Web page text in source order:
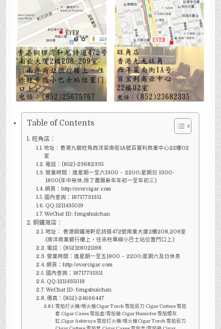
Table of Contents
旺角店：
地址：香港九龍旺角西洋菜南街1A號百寶利商業中心22樓02
室
電話：(852)-23682335
營業時間：逢星期一至六1300 – 2200;星期日 1300-
1800(年中無休,除了農曆新年年初一至年初三)
網頁：http://evercigar.com
國內查詢：18717731351
QQ:1211435019
WeChat ID: fengshuichan
銅鑼灣店：
地址： 香港銅鑼灣軒尼詩道472號南業大廈2樓208,209室
(南洋商業銀行樓上，往赤柱專線小巴士站位置門口上)
電話：(852)28021198
營業時間：逢星期一至五1900 – 2200;星期六及日休息
網頁：http://evercigar.com
國內查詢：18717731351
QQ:1211435019
WeChat ID: fengshuichan
傳真：(852)-24666447
雪茄打火機/噴火槍Cigar Torch 雪茄剪刀 Cigar Cutters 雪茄
套 Cigar Cases 雪茄盒/雪茄箱 Cigar Humidor 雪茄煙灰
缸,Cigar Ashtrays 雪茄打火機/噴火槍Cigar Torch 雪茄剪刀